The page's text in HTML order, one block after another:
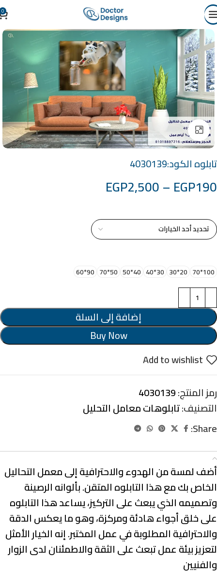
0
Click to enlarge
تابلوه الكود:4030139
EGP190
–
EGP2,500
100*70
20*30
30*40
40*50
50*70
90*60
إضافة إلى السلة
Buy Now
Add to wishlist
رمز المنتج:4030139
التصنيف:تابلوهات معامل التحليل
Share:
أضف لمسة من الهدوء والاحترافية إلى معمل التحاليل
الخاص بك مع هذا التابلوه المتقن. بألوانه الرصينة
وتصميمه الذي يبعث على التركيز، يساعد هذا التابلوه
على خلق أجواء هادئة ومركزة، وهو ما يعكس الدقة
والاحترافية المطلوبة في عمل المختبر. إنه الخيار الأمثل
لتعزيز بيئة عمل تبعث على الثقة والاطمئنان لدى الزوار
والفنيين